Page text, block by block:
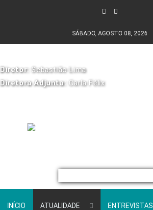
SÁBADO, AGOSTO 08, 2026
Diretor: Sebastião Lima
Diretora Adjunta: Carla Félix
INÍCIO ATUALIDADE ENTREVISTAS